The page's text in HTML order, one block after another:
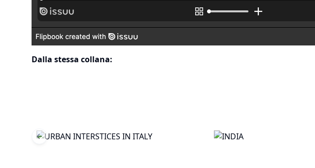
Dalla stessa collana:
Previous slide